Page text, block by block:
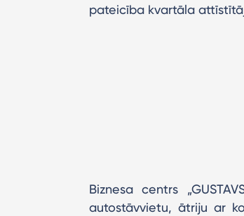
pateicība kvartāla
Biznesa centrs
autostāvvietu, ātriju ar